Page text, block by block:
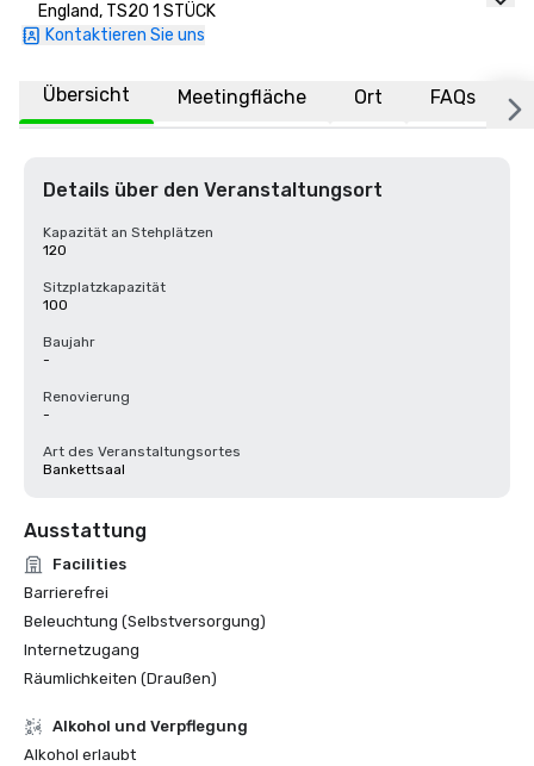
England, TS20 1 STÜCK
Kontaktieren Sie uns
Übersicht Meetingfläche Ort FAQs
Details über den Veranstaltungsort
Kapazität an Stehplätzen
120
Sitzplatzkapazität
100
Baujahr
-
Renovierung
-
Art des Veranstaltungsortes
Bankettsaal
Ausstattung
Facilities
Barrierefrei
Beleuchtung (Selbstversorgung)
Internetzugang
Räumlichkeiten (Draußen)
‪Alkohol‬ und Verpflegung
‪Alkohol‬ erlaubt